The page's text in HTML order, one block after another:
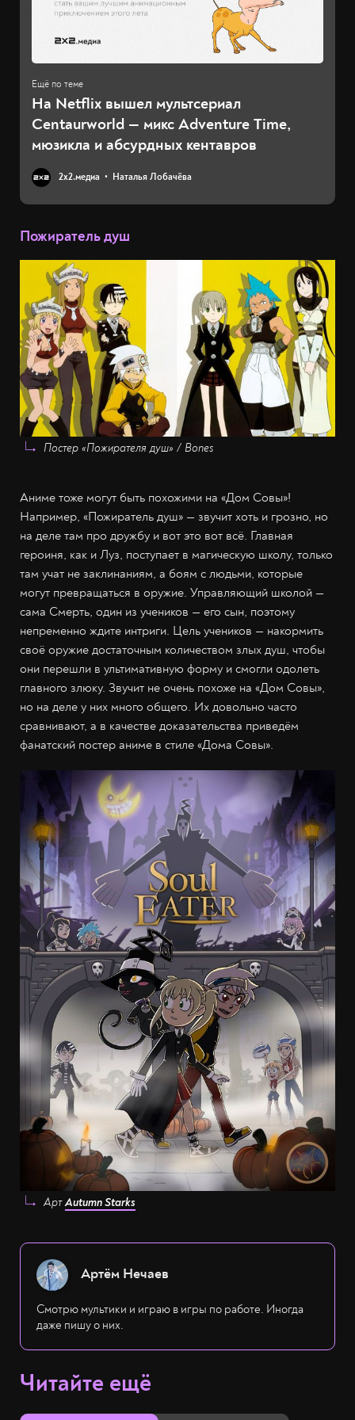
На Netflix вышел мультсериал
Centaurworld — микс Adventure Time,
мюзикла и абсурдных кентавров
2х2.медиа Наталья Лобачёва
Пожиратель душ
Постер «Пожирателя душ» / Bones
Аниме тоже могут быть похожими на «Дом Совы»!
Например, «Пожиратель душ» — звучит хоть и грозно, но
на деле там про дружбу и вот это вот всё. Главная
героиня, как и Луз, поступает в магическую школу, только
там учат не заклинаниям, а боям с людьми, которые
могут превращаться в оружие. Управляющий школой —
сама Смерть, один из учеников — его сын, поэтому
непременно ждите интриги. Цель учеников — накормить
своё оружие достаточным количеством злых душ, чтобы
они перешли в ультимативную форму и смогли одолеть
главного злюку. Звучит не очень похоже на «Дом Совы»,
но на деле у них много общего. Их довольно часто
сравнивают, а в качестве доказательства приведём
фанатский постер аниме в стиле «Дома Совы».
АртAutumn Starks
Артём Нечаев
Смотрю мультики и играю в игры по работе. Иногда
даже пишу о них.
Читайте ещё